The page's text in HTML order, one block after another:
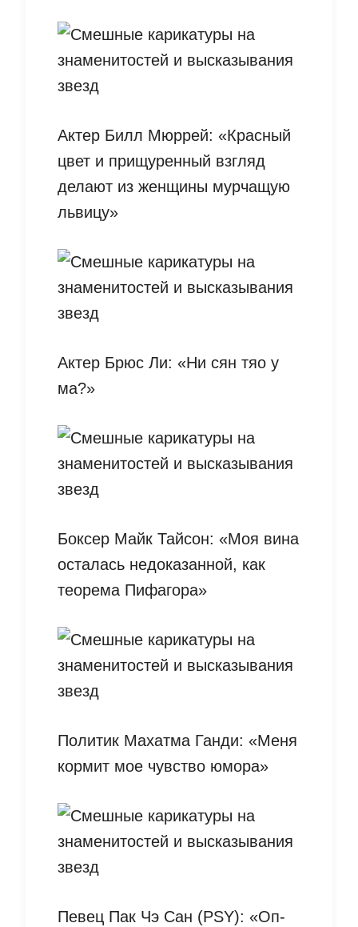
Актер Билл Мюррей: «Красный
цвет и прищуренный взгляд
делают из женщины мурчащую
львицу»
Актер Брюс Ли: «Ни сян тяо у
ма?»
Боксер Майк Тайсон: «Моя вина
осталась недоказанной, как
теорема Пифагора»
Политик Махатма Ганди: «Меня
кормит мое чувство юмора»
Певец Пак Чэ Сан (PSY): «Оп-